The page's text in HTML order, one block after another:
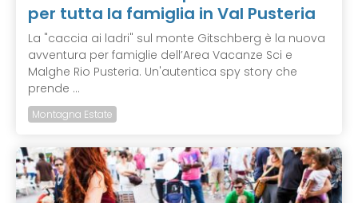
per tutta la famiglia in Val Pusteria
La "caccia ai ladri" sul monte Gitschberg è la nuova
avventura per famiglie dell’Area Vacanze Sci e
Malghe Rio Pusteria. Un'autentica spy story che
prende ...
Montagna Estate